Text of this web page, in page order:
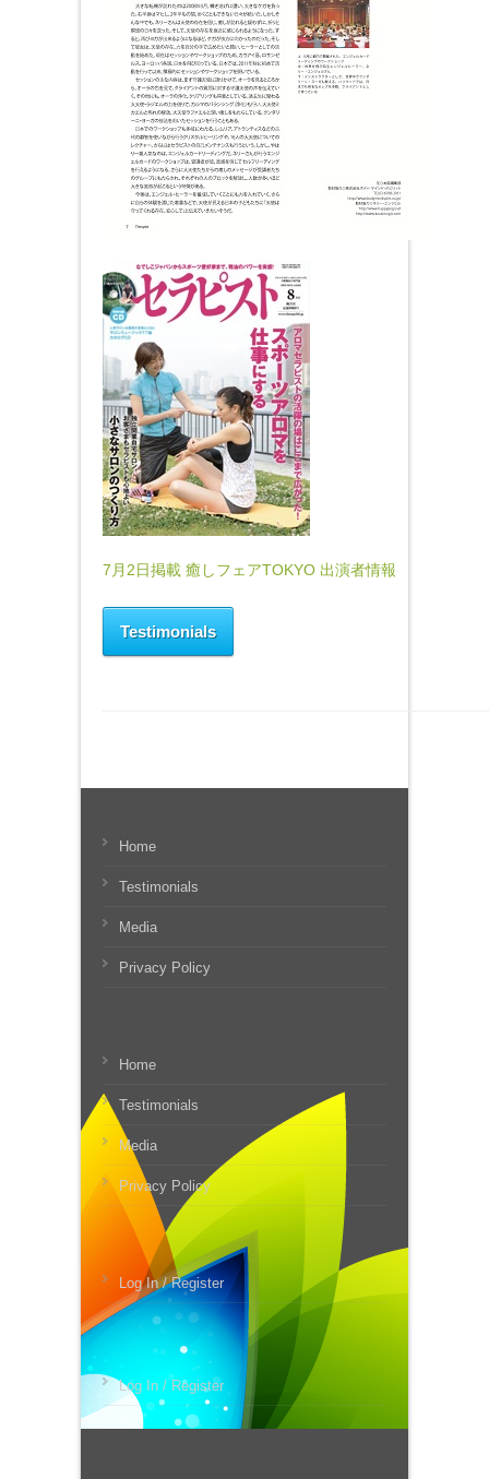
7月2日掲載 癒しフェアTOKYO 出演者情報
Testimonials
Home
Testimonials
Media
Privacy Policy
Home
Testimonials
Media
Privacy Policy
Log In / Register
Log In / Register